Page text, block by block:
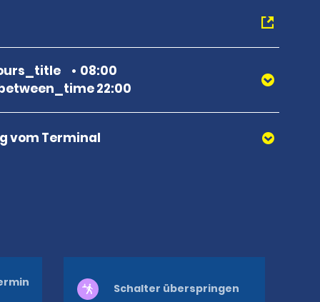
08:00
22:00
vom Terminal
Schalter überspringen